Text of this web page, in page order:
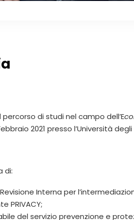
di studi nel campo dell’E
2021 presso l’Università
di:
Interna per
PRIVACY;
del servizio prevenzione e